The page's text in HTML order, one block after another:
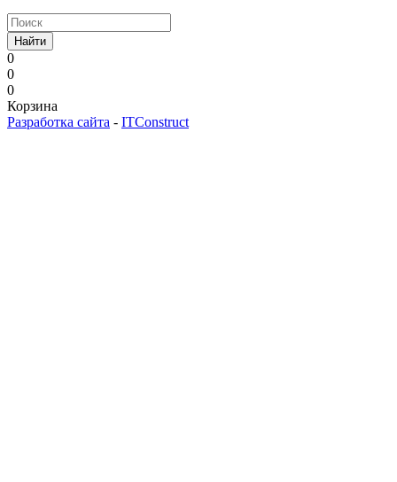
Найти
0
0
0
Корзина
Разработка сайта - ITConstruct